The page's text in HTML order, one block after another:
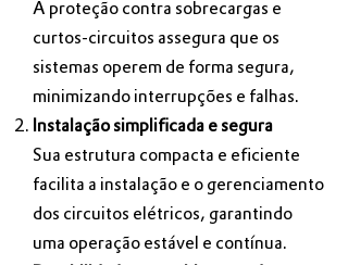
A proteção contra sobrecargas e
curtos-circuitos assegura que os
sistemas operem de forma segura,
minimizando interrupções e falhas.
Instalação simplificada e segura
Sua estrutura compacta e eficiente
facilita a instalação e o gerenciamento
dos circuitos elétricos, garantindo
uma operação estável e contínua.